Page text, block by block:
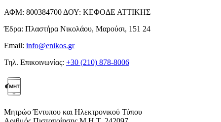
ΑΦΜ: 800384700 ΔΟΥ: ΚΕΦΟΔΕ ΑΤΤΙΚΗΣ
Έδρα: Πλαστήρα Νικολάου, Μαρούσι, 151 24
Email: info@enikos.gr
Τηλ. Επικοινωνίας: +30 (210) 878-8006
Μητρώο Έντυπου και Ηλεκτρονικού Τύπου